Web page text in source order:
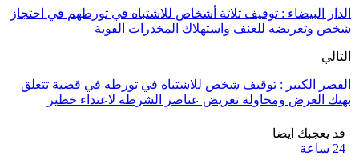
الدار البيضاء : توقيف ثلاثة أشخاص للاشتباه في تورطهم في احتجاز
شخص وتعريضه للعنف واستهلاك المخدرات القوية
التالي
القصر الكبير : توقيف شخص للاشتباه في تورطه في قضية تتعلق
بهتك العرض ومحاولة تعريض عناصر الشرطة لاعتداء خطير
قد يعجبك ايضا
24 ساعة